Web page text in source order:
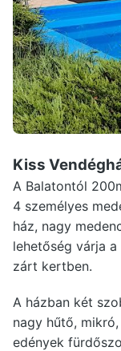
Kiss
A Balatontól
4 személyes
ház, nagy
lehetőség várja
zárt kertben.
A házban két
nagy hűtő,
edények